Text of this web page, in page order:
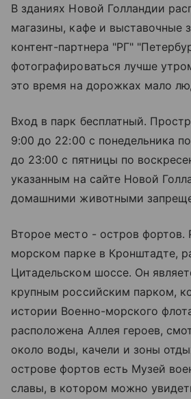
В зданиях Новой Голландии
магазины, кафе и выставочные
контент-партнера "РГ"
фотографироваться лучше
это время на дорожках мало
Вход в парк бесплатный.
9:00 до 22:00 с понедельника
до 23:00 с пятницы по
указанным на сайте Новой
домашними животными
Второе место - остров фортов.
морском парке в Кронштадте,
Цитадельском шоссе. Он
крупным российским парком,
истории Военно-морского
расположена Аллея героев,
около воды, качели и зоны
острове фортов есть Музей
славы, в котором можно